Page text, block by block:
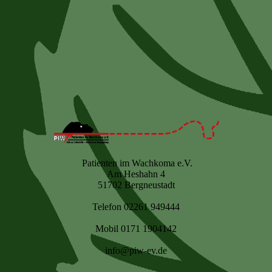
Patienten im Wachkoma e.V.
Am Heshahn 4
51702 Bergneustadt
Telefon 02261 949444
Mobil 0171 1904142
info@piw-ev.de